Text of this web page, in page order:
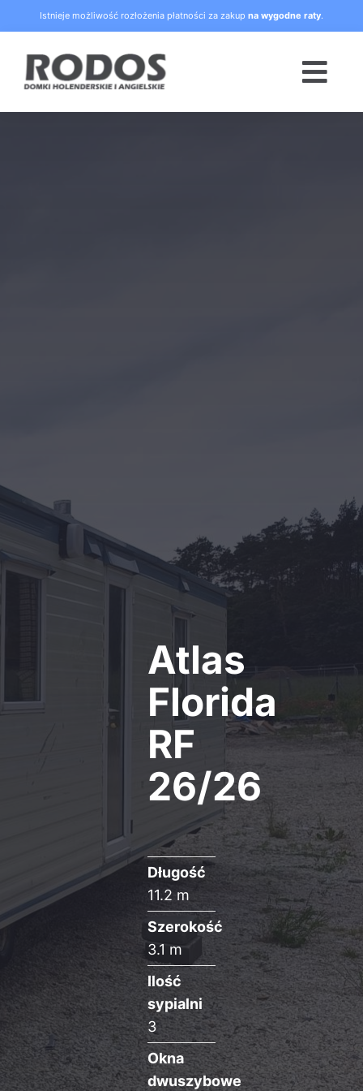
to
content
Istnieje możliwość rozłożenia płatności za zakup na wygodne raty.
Atlas
Florida
RF
26/26
Długość
11.2 m
Szerokość
3.1 m
Ilość
sypialni
3
Okna
dwuszybowe